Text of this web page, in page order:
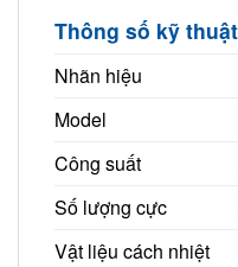
Thông số kỹ
Nhãn hiệu
Model
Công suất
Số lượng cực
Vật liệu cách nhiệt